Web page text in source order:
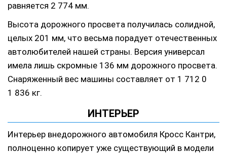
равняется 2 774 мм.
Высота дорожного просвета получилась солидной,
целых 201 мм, что весьма порадует отечественных
автолюбителей нашей страны. Версия универсал
имела лишь скромные 136 мм дорожного просвета.
Снаряженный вес машины составляет от 1 712 0
1 836 кг.
ИНТЕРЬЕР
Интерьер внедорожного автомобиля Кросс Кантри,
полноценно копирует уже существующий в модели